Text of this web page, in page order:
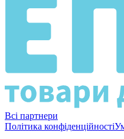
Всі партнери
Політика конфіденційності